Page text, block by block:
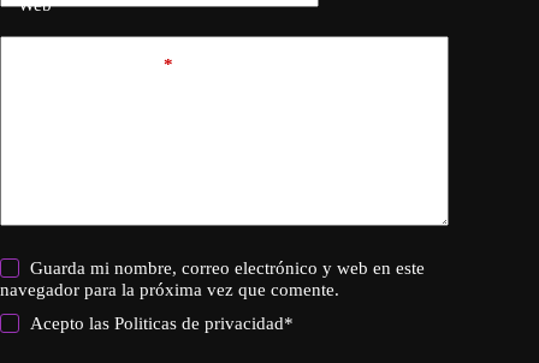
Web
*
Guarda mi nombre, correo electrónico y web en este
navegador para la próxima vez que comente.
Acepto lasPoliticas de privacidad*